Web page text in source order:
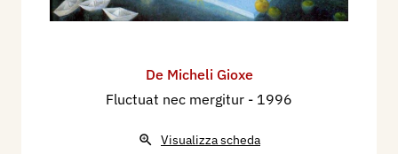
De Micheli Gioxe
Fluctuat nec mergitur - 1996
Visualizza scheda